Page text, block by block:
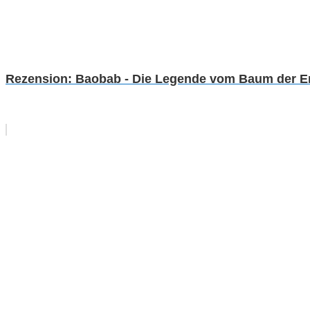
Rezension: Baobab - Die Legende vom Baum der